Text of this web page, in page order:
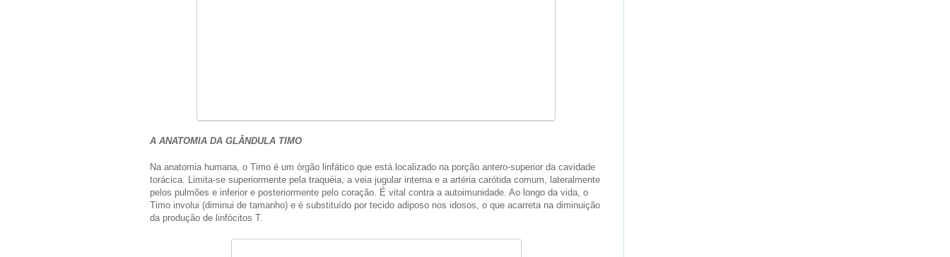
A ANATOMIA DA GLÂNDULA TIMO
Na anatomia humana, o Timo é um órgão linfático que está localizado na porção antero-superior da cavidade
torácica. Limita-se superiormente pela traquéia, a veia jugular interna e a artéria carótida comum, lateralmente
pelos pulmões e inferior e posteriormente pelo coração. É vital contra a autoimunidade. Ao longo da vida, o
Timo involui (diminui de tamanho) e é substituído por tecido adiposo nos idosos, o que acarreta na diminuição
da produção de linfócitos T.